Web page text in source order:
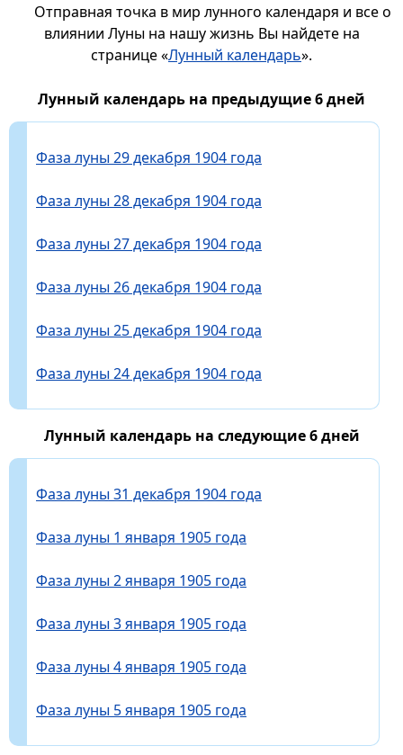
Отправная точка в мир лунного календаря и все о
влиянии Луны на нашу жизнь Вы найдете на
странице «Лунный календарь».
Лунный календарь на предыдущие 6 дней
Фаза луны 29 декабря 1904 года
Фаза луны 28 декабря 1904 года
Фаза луны 27 декабря 1904 года
Фаза луны 26 декабря 1904 года
Фаза луны 25 декабря 1904 года
Фаза луны 24 декабря 1904 года
Лунный календарь на следующие 6 дней
Фаза луны 31 декабря 1904 года
Фаза луны 1 января 1905 года
Фаза луны 2 января 1905 года
Фаза луны 3 января 1905 года
Фаза луны 4 января 1905 года
Фаза луны 5 января 1905 года